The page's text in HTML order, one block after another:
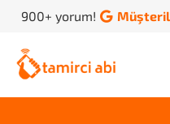
900+ yorum!